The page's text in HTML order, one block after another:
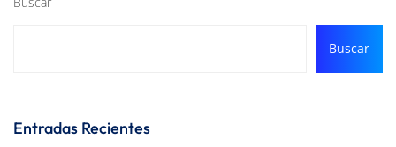
Buscar
Entradas Recientes